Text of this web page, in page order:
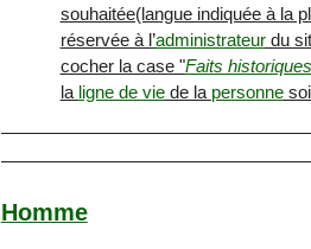
souhaitée(langue indiquée à la
réservée à l’administrateurdu
cocher la case "Faits historiques
la ligne de viede la personne
Homme